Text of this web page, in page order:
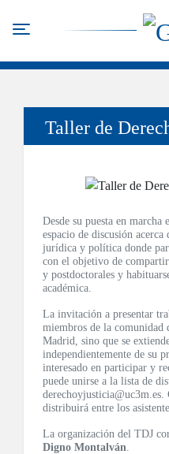
principal
Taller de
Desde su puesta en
espacio de discusión
jurídica y política donde
con el objetivo de
y postdoctorales y
académica.
La invitación a presentar
miembros de la
Madrid, sino que se
independientemente de su
interesado en participar y
puede unirse a la lista de
derechoyjusticia@uc3m.es.
distribuirá entre los
La organización del TDJ
Digno Montalván